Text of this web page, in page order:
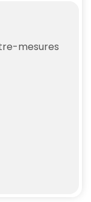
mesures